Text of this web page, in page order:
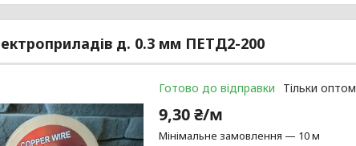
д. 0.3 мм ПЕТД2-200
Готово до відправки Тільки оптом
9,30 ₴/м
Мінімальне замовлення — 10 м